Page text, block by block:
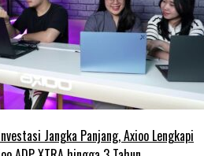
Jangka Panjang, Axioo Lengkapi